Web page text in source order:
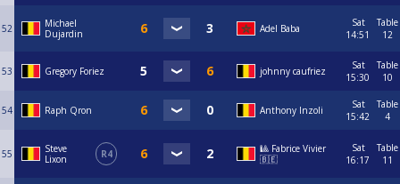
52
Michael
Dujardin
Adel Baba
Sat
14:51
Table
12
53 Gregory Foriez johnny caufriez
Sat
15:30
Table
10
54 Raph Qron Anthony Inzoli
Sat
15:42
Table
4
55
Steve
Lixon
R4
🎱 Fabrice Vivier
🇧🇪
Sat
16:17
Table
11